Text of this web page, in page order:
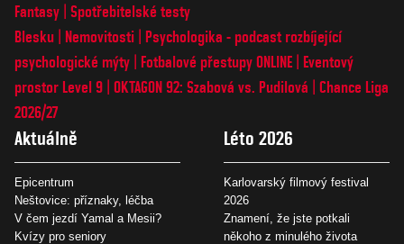
Fantasy Spotřebitelské testy
Blesku
Nemovitosti
Psychologika - podcast rozbíjející
psychologické mýty
Fotbalové přestupy ONLINE
Eventový
prostor Level 9 OKTAGON 92: Szabová vs. Pudilová
Chance Liga
2026/27
Aktuálně
Epicentrum
Neštovice: příznaky, léčba
V čem jezdí Yamal a Mesii?
Kvízy pro seniory
Léto 2026
Karlovarský filmový festival
2026
Znamení, že jste potkali
někoho z minulého života